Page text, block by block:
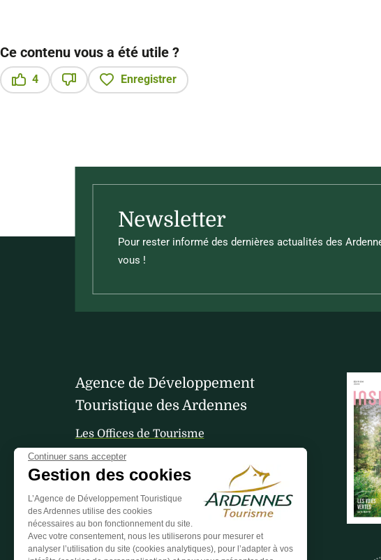
Ce contenu vous a été utile ?
4 Enregistrer
Newsletter
Pour rester informé des dernières actualités des
vous !
Agence de Développement
Touristique des Ardennes
Les Offices de Tourisme
Votre avis nous interesse
Continuer sans accepter
Gestion des cookies
L’Agence de Développement Touristique
des Ardennes utilise des cookies
nécessaires au bon fonctionnement du site.
Avec votre consentement, nous les utiliserons pour mesurer et
analyser l’utilisation du site (cookies analytiques), pour l’adapter à vos